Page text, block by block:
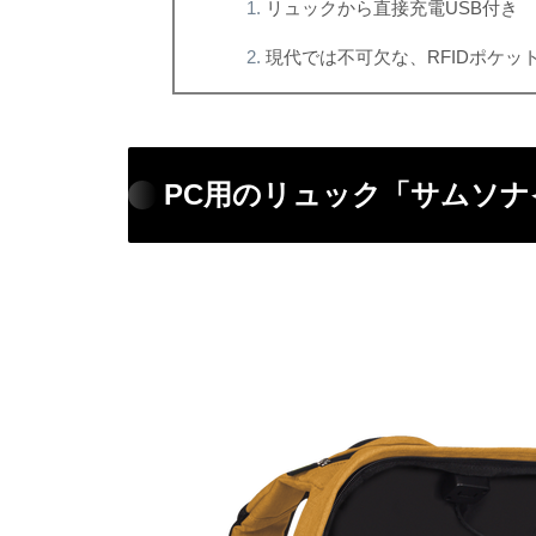
リュックから直接充電USB付き
現代では不可欠な、RFIDポケッ
PC用のリュック「サムソ